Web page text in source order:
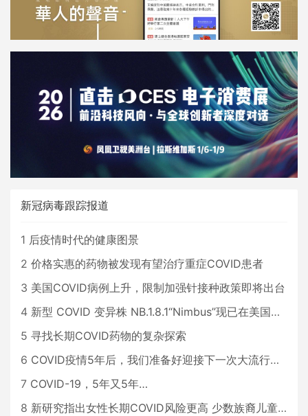
新冠病毒跟踪报道
1 后疫情时代的健康图景
2 价格实惠的药物被发现有望治疗重症COVID患者
3 美国COVID病例上升，限制加强针接种政策即将出台
4 新型 COVID 变异株 NB.1.8.1“Nimbus”现已在美国占据主导地位
5 寻找长期COVID药物的复杂探索
6 COVID疫情5年后，我们准备好迎接下一次大流行了吗？
7 COVID-19，5年又5年…
8 新研究指出女性长期COVID风险更高 少数族裔儿童存在差异